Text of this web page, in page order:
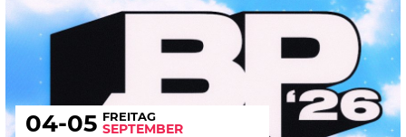
04-05 FREITAG
SEPTEMBER